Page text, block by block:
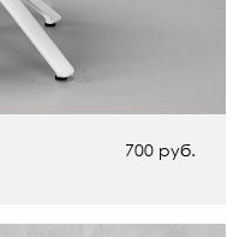
700 руб.